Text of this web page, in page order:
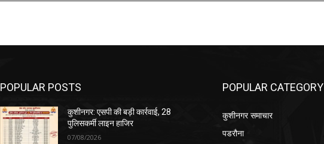
POPULAR POSTS
कुशीनगर: एसपी की बड़ी कार्रवाई, 28
पुलिसकर्मी लाइन हाजिर
07/08/2026
POPULAR CATEGORY
कुशीनगर समाचार
पडरौना